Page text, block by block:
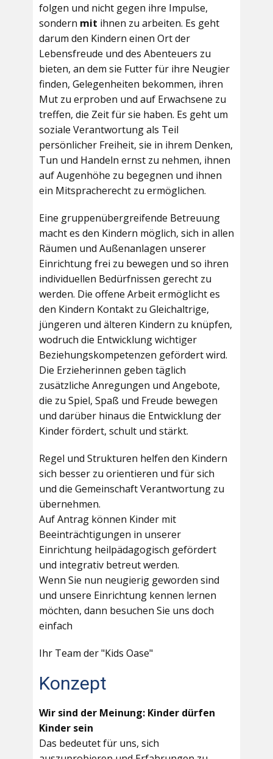
folgen und nicht gegen ihre Impulse,
sondern mit ihnen zu arbeiten. Es geht
darum den Kindern einen Ort der
Lebensfreude und des Abenteuers zu
bieten, an dem sie Futter für ihre Neugier
finden, Gelegenheiten bekommen, ihren
Mut zu erproben und auf Erwachsene zu
treffen, die Zeit für sie haben. Es geht um
soziale Verantwortung als Teil
persönlicher Freiheit, sie in ihrem Denken,
Tun und Handeln ernst zu nehmen, ihnen
auf Augenhöhe zu begegnen und ihnen
ein Mitspracherecht zu ermöglichen.
Eine gruppenübergreifende Betreuung
macht es den Kindern möglich, sich in allen
Räumen und Außenanlagen unserer
Einrichtung frei zu bewegen und so ihren
individuellen Bedürfnissen gerecht zu
werden. Die offene Arbeit ermöglicht es
den Kindern Kontakt zu Gleichaltrige,
jüngeren und älteren Kindern zu knüpfen,
wodruch die Entwicklung wichtiger
Beziehungskompetenzen gefördert wird.
Die Erzieherinnen geben täglich
zusätzliche Anregungen und Angebote,
die zu Spiel, Spaß und Freude bewegen
und darüber hinaus die Entwicklung der
Kinder fördert, schult und stärkt.
Regel und Strukturen helfen den Kindern
sich besser zu orientieren und für sich
und die Gemeinschaft Verantwortung zu
übernehmen.
Auf Antrag können Kinder mit
Beeinträchtigungen in unserer
Einrichtung heilpädagogisch gefördert
und integrativ betreut werden.
Wenn Sie nun neugierig geworden sind
und unsere Einrichtung kennen lernen
möchten, dann besuchen Sie uns doch
einfach
Ihr Team der "Kids Oase"
Konzept
Wir sind der Meinung: Kinder dürfen
Kinder sein
Das bedeutet für uns, sich